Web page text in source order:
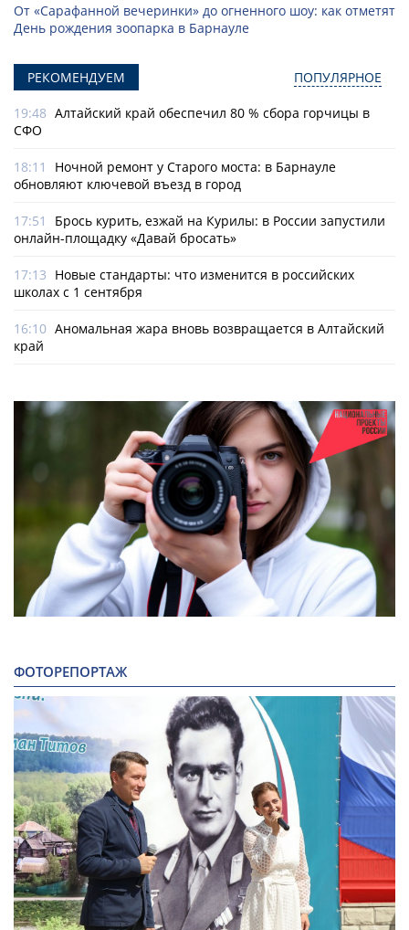
От «Сарафанной вечеринки» до огненного шоу: как отметят
День рождения зоопарка в Барнауле
РЕКОМЕНДУЕМ ПОПУЛЯРНОЕ
19:48 Алтайский край обеспечил 80 % сбора горчицы в
СФО
18:11
Ночной ремонт у Старого моста: в Барнауле
обновляют ключевой въезд в город
17:51
Брось курить, езжай на Курилы: в России запустили
онлайн-­площадку «Давай бросать»
17:13 Новые стандарты: что изменится в российских
школах с 1 сентября
16:10 Аномальная жара вновь возвращается в Алтайский
край
ФОТОРЕПОРТАЖ